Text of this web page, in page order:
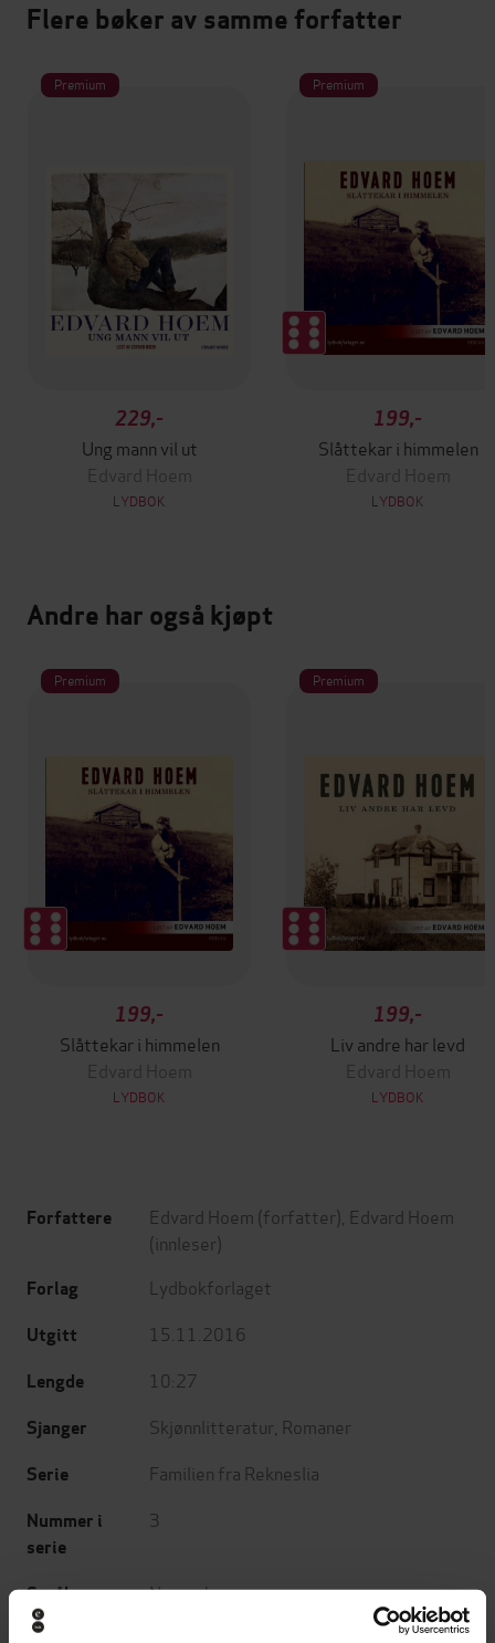
Flere bøker av samme forfatter
Premium
229,-
Ung mann vil ut
Edvard Hoem
LYDBOK
Premium
199,-
Slåttekar i himmelen
Edvard Hoem
LYDBOK
Andre har også kjøpt
Premium
199,-
Slåttekar i himmelen
Edvard Hoem
LYDBOK
Premium
199,-
Liv andre har levd
Edvard Hoem
LYDBOK
Forfattere Edvard Hoem (forfatter), Edvard Hoem
(innleser)
Forlag Lydbokforlaget
Utgitt 15.11.2016
Lengde 10:27
Sjanger Skjønnlitteratur Romaner
Serie Familien fra Rekneslia
Nummer i
serie
3
Språk Nynorsk